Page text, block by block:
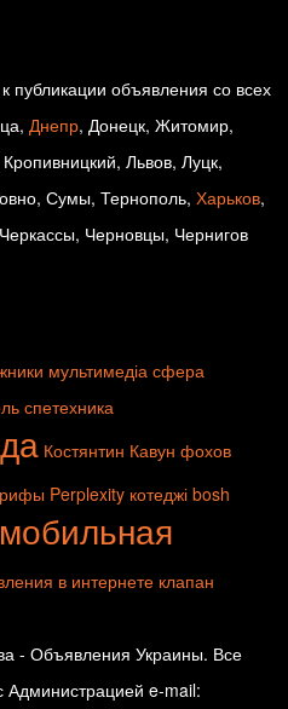
публикации объявления со всех
Днепр, Донецк, Житомир,
Львов, Луцк,
Сумы, Тернополь, Харьков,
Черновцы, Чернигов
мультимедіа сфера
спетехника
Костянтин Кавун фохов
Perplexity котеджі bosh
в интернете клапан
- Объявления Украины. Все
e-mail: